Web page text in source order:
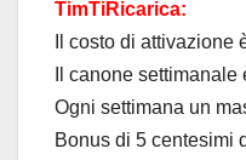
TimTiRicarica:
Il costo di attivazione
Il canone settimanale
Ogni settimana un
Bonus di 5 centesimi